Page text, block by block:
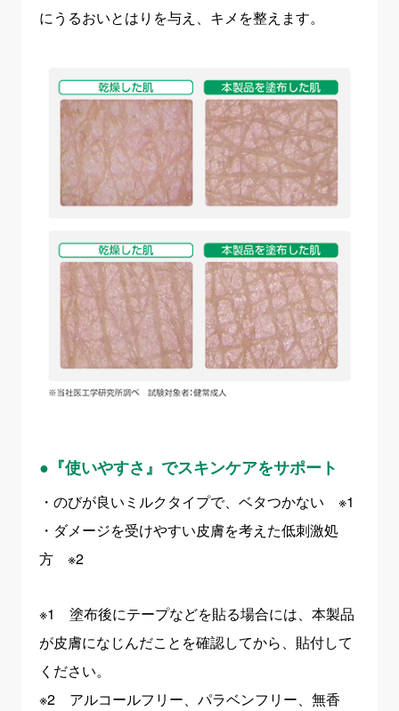
にうるおいとはりを与え、キメを整えます。
●『使いやすさ』でスキンケアをサポート
・のびが良いミルクタイプで、ベタつかない ※1
・ダメージを受けやすい皮膚を考えた低刺激処
方 ※2
※1 塗布後にテープなどを貼る場合には、本製品
が皮膚になじんだことを確認してから、貼付して
ください。
※2 アルコールフリー、パラベンフリー、無香